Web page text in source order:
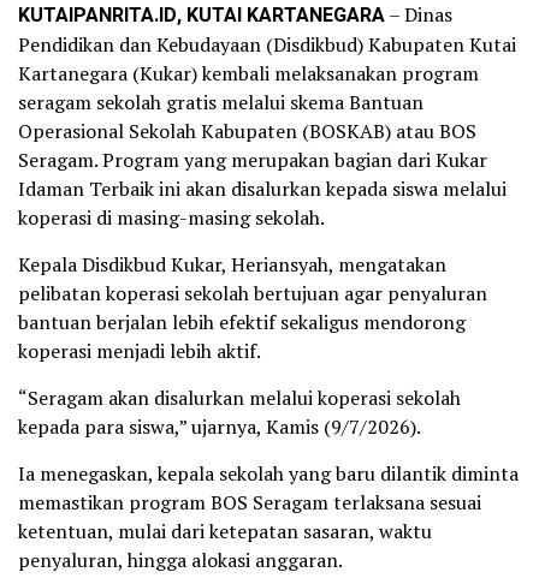
KUTAIPANRITA.ID, KUTAI KARTANEGARA– Dinas
Pendidikan dan Kebudayaan (Disdikbud) Kabupaten Kutai
Kartanegara (Kukar) kembali melaksanakan program
seragam sekolah gratis melalui skema Bantuan
Operasional Sekolah Kabupaten (BOSKAB) atau BOS
Seragam. Program yang merupakan bagian dari Kukar
Idaman Terbaik ini akan disalurkan kepada siswa melalui
koperasi di masing-masing sekolah.
Kepala Disdikbud Kukar, Heriansyah, mengatakan
pelibatan koperasi sekolah bertujuan agar penyaluran
bantuan berjalan lebih efektif sekaligus mendorong
koperasi menjadi lebih aktif.
“Seragam akan disalurkan melalui koperasi sekolah
kepada para siswa,” ujarnya, Kamis (9/7/2026).
Ia menegaskan, kepala sekolah yang baru dilantik diminta
memastikan program BOS Seragam terlaksana sesuai
ketentuan, mulai dari ketepatan sasaran, waktu
penyaluran, hingga alokasi anggaran.